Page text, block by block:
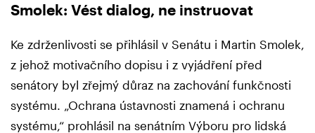
Smolek: Vést dialog, ne instruovat
Ke zdrženlivosti se přihlásil v Senátu i Martin Smolek,
z jehož motivačního dopisu i z vyjádření před
senátory byl zřejmý důraz na zachování funkčnosti
systému. „Ochrana ústavnosti znamená i ochranu
systému,“ prohlásil na senátním Výboru pro lidská